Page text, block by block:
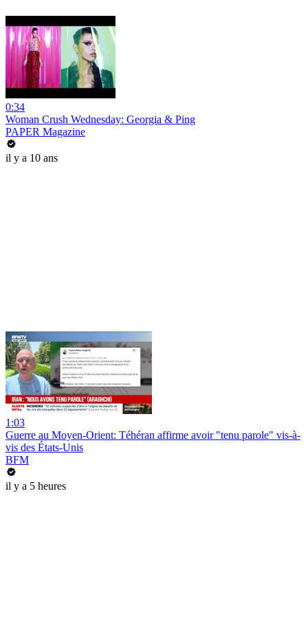
0:34
Woman Crush Wednesday: Georgia & Ping
PAPER Magazine
il y a 10 ans
1:03
Guerre au Moyen-Orient: Téhéran affirme avoir "tenu parole" vis-à-
vis des États-Unis
BFM
il y a 5 heures